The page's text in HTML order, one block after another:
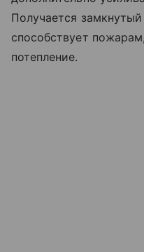
Получается замкнутый
способствует
потепление.